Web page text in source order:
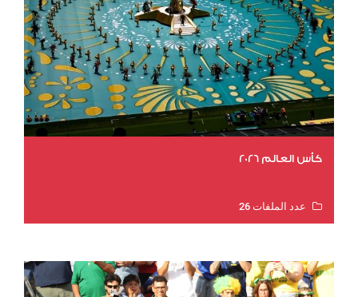
كأس العالم 2026
عدد الملفات 26